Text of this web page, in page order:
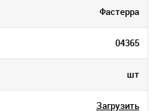
Фастерра
04365
шт
Загрузить